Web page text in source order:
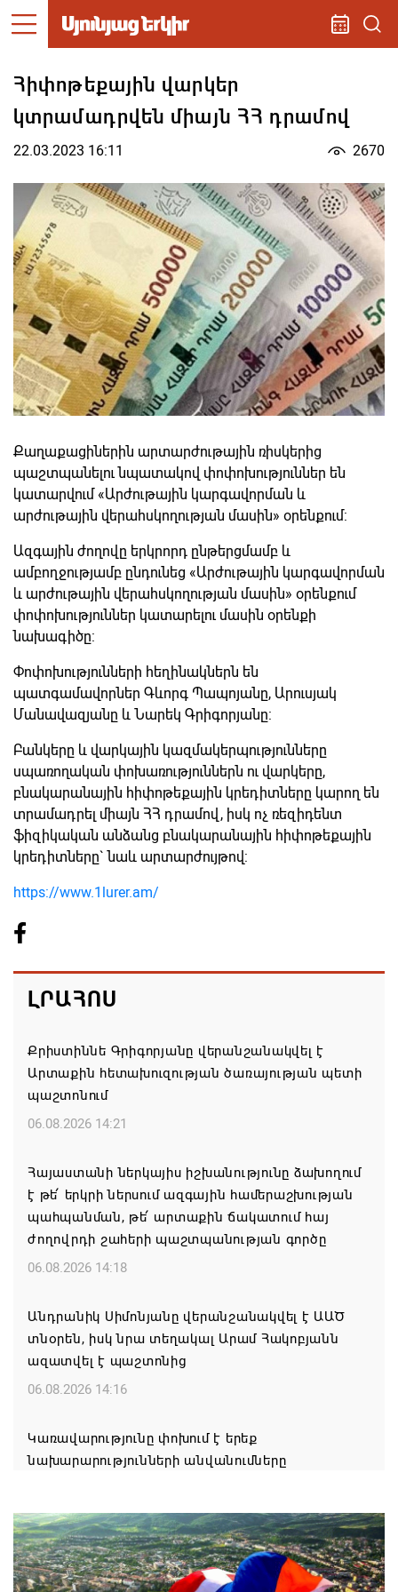
Հիփոթեքային վարկեր
կտրամադրվեն միայն ՀՀ դրամով
22.03.2023 16:11 2670
Քաղաքացիներին արտարժութային ռիսկերից
պաշտպանելու նպատակով փոփոխություններ են
կատարվում «Արժութային կարգավորման և
արժութային վերահսկողության մասին» օրենքում:
Ազգային ժողովը երկրորդ ընթերցմամբ և
ամբողջությամբ ընդունեց «Արժութային կարգավորման
և արժութային վերահսկողության մասին» օրենքում
փոփոխություններ կատարելու մասին օրենքի
նախագիծը:
Փոփոխությունների հեղինակներն են
պատգամավորներ Գևորգ Պապոյանը, Արուսյակ
Մանավազյանը և Նարեկ Գրիգորյանը:
Բանկերը և վարկային կազմակերպությունները
սպառողական փոխառություններն ու վարկերը,
բնակարանային հիփոթեքային կրեդիտները կարող են
տրամադրել միայն ՀՀ դրամով, իսկ ոչ ռեզիդենտ
ֆիզիկական անձանց բնակարանային հիփոթեքային
կրեդիտները` նաև արտարժույթով:
https://www.1lurer.am/
ԼՐԱՀՈՍ
Քրիստիննե Գրիգորյանը վերանշանակվել է
Արտաքին հետախուզության ծառայության պետի
պաշտոնում
06.08.2026 14:21
Հայաստանի ներկայիս իշխանությունը ձախողում
է թե՛ երկրի ներսում ազգային համերաշխության
պահպանման, թե՛ արտաքին ճակատում հայ
ժողովրդի շահերի պաշտպանության գործը
06.08.2026 14:18
Անդրանիկ Սիմոնյանը վերանշանակվել է ԱԱԾ
տնօրեն, իսկ նրա տեղակալ Արամ Հակոբյանն
ազատվել է պաշտոնից
06.08.2026 14:16
Կառավարությունը փոխում է երեք
նախարարությունների անվանումները
Բաքվում շարունակում է հայ գերիների վերաքննիչ
բողոքի քննությունը
06.08.2026 12:43